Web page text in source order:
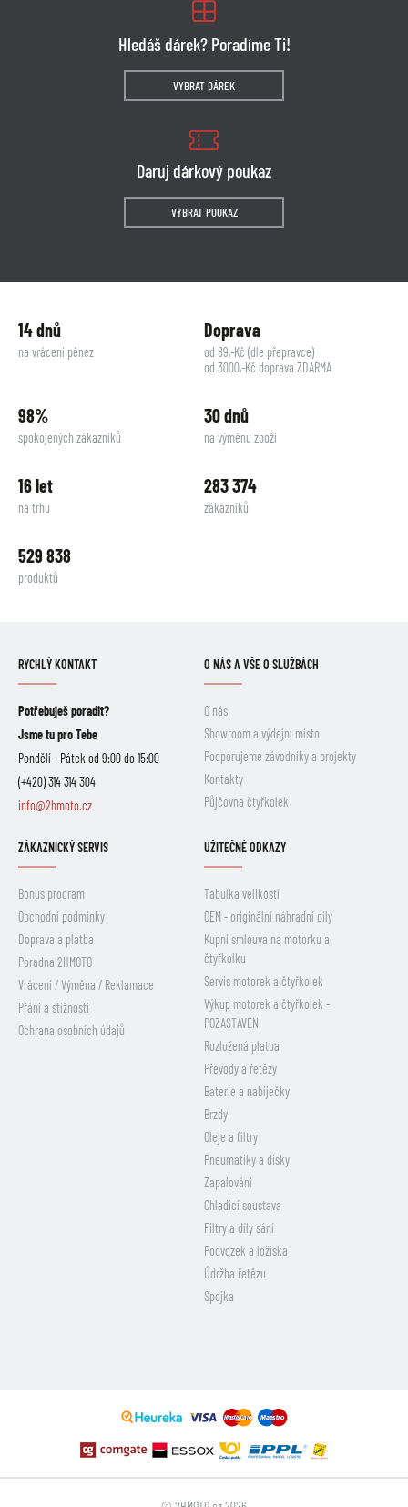
Hledáš dárek? Poradíme Ti!
VYBRAT DÁREK
Daruj dárkový poukaz
VYBRAT POUKAZ
14 dnů
na vrácení pěnez
Doprava
od 89,-Kč (dle přepravce)
od 3000,-Kč doprava ZDARMA
98%
spokojených zákazníků
30 dnů
na výměnu zboží
16 let
na trhu
283 374
zákazníků
529 838
produktů
RYCHLÝ KONTAKT
Potřebuješ poradit?
Jsme tu pro Tebe
Pondělí - Pátek od 9:00 do 15:00
(+420) 314 314 304
info@2hmoto.cz
O NÁS A VŠE O SLUŽBÁCH
O nás
Showroom a výdejní místo
Podporujeme závodníky a projekty
Kontakty
Půjčovna čtyřkolek
ZÁKAZNICKÝ SERVIS
Bonus program
Obchodní podmínky
Doprava a platba
Poradna 2HMOTO
Vrácení / Výměna / Reklamace
Přání a stížnosti
Ochrana osobních údajů
UŽITEČNÉ ODKAZY
Tabulka velikostí
OEM - originální náhradní díly
Kupní smlouva na motorku a
čtyřkolku
Servis motorek a čtyřkolek
Výkup motorek a čtyřkolek -
POZASTAVEN
Rozložená platba
Převody a řetězy
Baterie a nabíječky
Brzdy
Oleje a filtry
Pneumatiky a disky
Zapalování
Chladicí soustava
Filtry a díly sání
Podvozek a ložiska
Údržba řetězu
Spojka